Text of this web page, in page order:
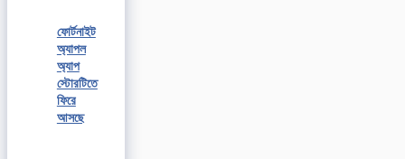
ফোর্টনাইট
অ্যাপল
অ্যাপ
স্টোরটিতে
ফিরে
আসছে